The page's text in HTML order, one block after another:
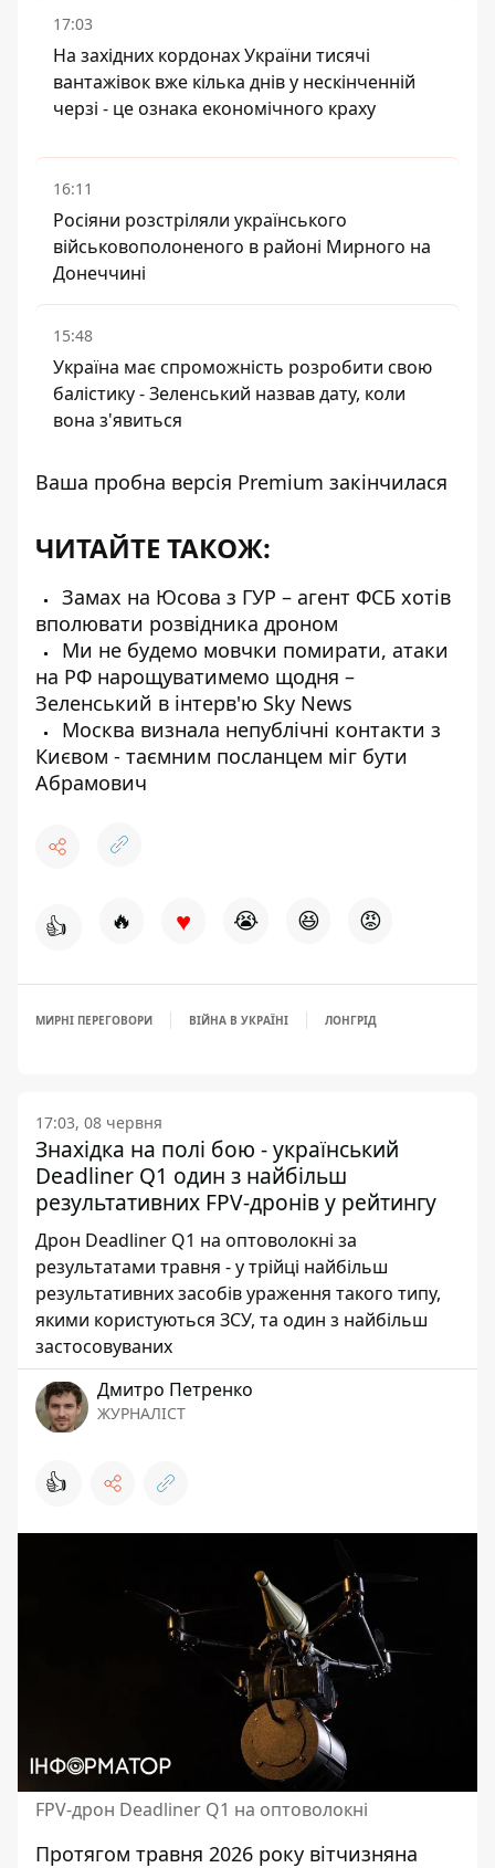
17:03
На західних кордонах України тисячі
вантажівок вже кілька днів у нескінченній
черзі - це ознака економічного краху
16:11
Росіяни розстріляли українського
військовополоненого в районі Мирного на
Донеччині
15:48
Україна має спроможність розробити свою
балістику - Зеленський назвав дату, коли
вона з'явиться
Ваша пробна версія Premium закінчилася
ЧИТАЙТЕ ТАКОЖ:
Замах на Юсова з ГУР – агент ФСБ хотів
вполювати розвідника дроном
Ми не будемо мовчки помирати, атаки
на РФ нарощуватимемо щодня –
Зеленський в інтерв'ю Sky News
Москва визнала непублічні контакти з
Києвом - таємним посланцем міг бути
Абрамович
👍 🔥 ♥ 😭 😆 😡
МИРНІ ПЕРЕГОВОРИ ВІЙНА В УКРАЇНІ ЛОНГРІД
17:03, 08 червня
Знахідка на полі бою - український
Deadliner Q1 один з найбільш
результативних FPV-дронів у рейтингу
Дрон Deadliner Q1 на оптоволокні за
результатами травня - у трійці найбільш
результативних засобів ураження такого типу,
якими користуються ЗСУ, та один з найбільш
застосовуваних
Дмитро Петренко
ЖУРНАЛІСТ
👍
FPV-дрон Deadliner Q1 на оптоволокні
Протягом травня 2026 року вітчизняна